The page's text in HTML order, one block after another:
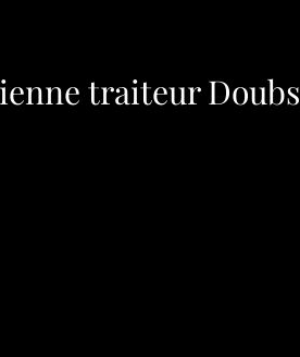
traiteur Doubs